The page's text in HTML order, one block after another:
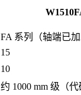
FA 系列（轴端已加
15
10
约 1000 mm 级（